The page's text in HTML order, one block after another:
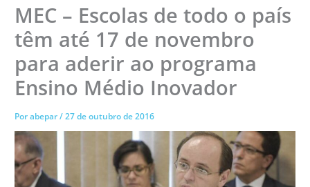
MEC – Escolas de todo o país
têm até 17 de novembro
para aderir ao programa
Ensino Médio Inovador
Porabepar/27 de outubro de 2016